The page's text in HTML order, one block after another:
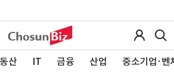
산 IT 금융 산업 중소기업·벤